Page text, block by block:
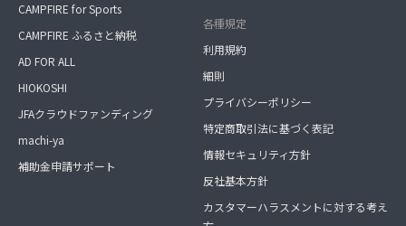
CAMPFIRE for Sports
CAMPFIRE ふるさと納税
AD FOR ALL
HIOKOSHI
JFAクラウドファンディング
machi-ya
補助金申請サポート
各種規定
利用規約
細則
プライバシーポリシー
特定商取引法に基づく表記
情報セキュリティ方針
反社基本方針
カスタマーハラスメントに対する考え